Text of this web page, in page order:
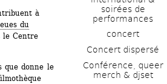
à
du
le Centre
que donne le
soirées de
performances
concert
Concert dispersé
Conférence, queer
merch & djset